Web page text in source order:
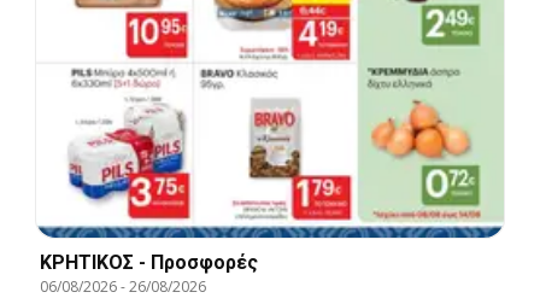
ΚΡΗΤΙΚΟΣ - Προσφορές
06/08/2026-26/08/2026